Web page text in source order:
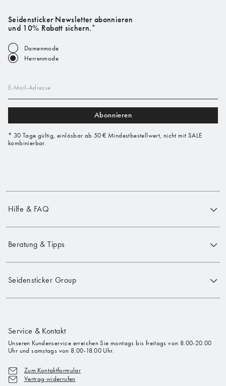
Seidensticker Newsletter abonnieren
und 10% Rabatt sichern.*
Damenmode
Herrenmode
E-Mail-Adresse
Abonnieren
* 30 Tage gültig, einlösbar ab 50 € Mindestbestellwert, nicht mit SALE
kombinierbar.
Hilfe & FAQ
Beratung & Tipps
Seidensticker Group
Service & Kontakt
Unseren Kundenservice erreichen Sie montags bis freitags von 8.00-20.00
Uhr und samstags von 8.00-18.00 Uhr.
Zum Kontaktformular
Vertrag widerrufen